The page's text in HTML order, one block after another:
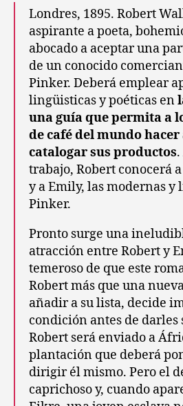
Londres, 1895. Robert
aspirante a poeta,
abocado a aceptar una
de un conocido
Pinker. Deberá emplear
lingüisticas y poéticas en
una guía que permita a
de café del mundo
catalogar sus productos
trabajo, Robert conocerá
y a Emily, las modernas y
Pinker.
Pronto surge una
atracción entre Robert y
temeroso de que este
Robert más que una
añadir a su lista, decide
condición antes de darles
Robert será enviado a
plantación que deberá
dirigir él mismo. Pero el
caprichoso y, cuando